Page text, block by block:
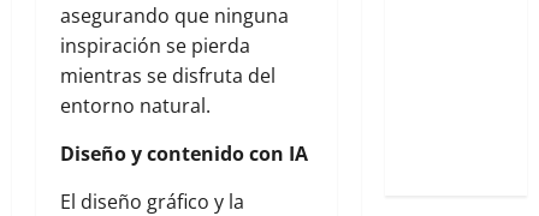
asegurando que ninguna
inspiración se pierda
mientras se disfruta del
entorno natural.
Diseño y contenido con IA
El diseño gráfico y la